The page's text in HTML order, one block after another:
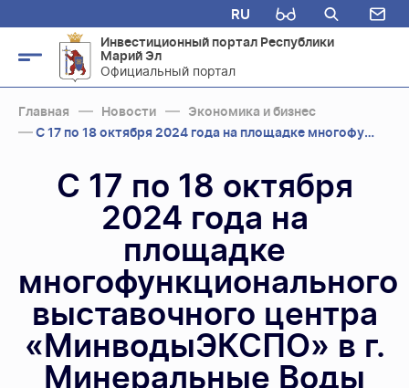
Инвестиционный портал Республики
Марий Эл
Официальный портал
RU
Главная Новости
Экономика и бизнес
С 17 по 18 октября 2024 года на площадке многофункционального выставочного центр...
С 17 по 18 октября
2024 года на
площадке
многофункционального
выставочного центра
«МинводыЭКСПО» в г.
Минеральные Воды